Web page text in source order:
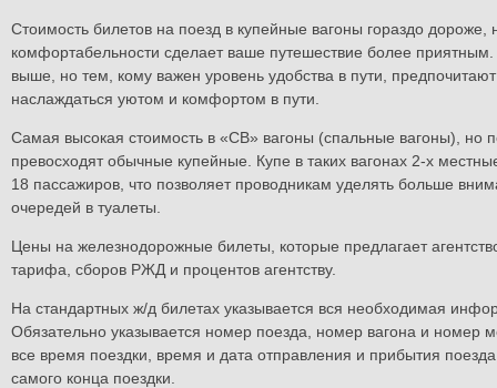
Стоимость билетов на поезд в купейные вагоны гораздо дороже,
комфортабельности сделает ваше путешествие более
выше, но тем, кому важен уровень удобства в пути,
наслаждаться уютом и комфортом в пути.
Самая высокая стоимость в «СВ» вагоны (спальные вагоны), но
превосходят обычные купейные. Купе в таких вагонах 2-х
18 пассажиров, что позволяет проводникам уделять больше
очередей в туалеты.
Цены на железнодорожные билеты, которые предлагает
тарифа, сборов РЖД и процентов агентству.
На стандартных ж/д билетах указывается вся необходимая
Обязательно указывается номер поезда, номер вагона и номер
все время поездки, время и дата отправления и прибытия
самого конца поездки.